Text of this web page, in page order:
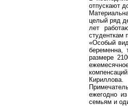
отпускают
целый ряд
лет
студенткам
«Особый
беременна,
размере
Кириллова.
ежегодно
семьям и